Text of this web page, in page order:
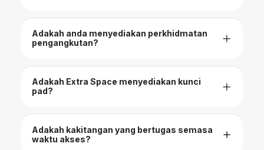
Adakah anda menyediakan perkhidmatan
pengangkutan?
Adakah Extra Space menyediakan kunci
pad?
Adakah kakitangan yang bertugas semasa
waktu akses?